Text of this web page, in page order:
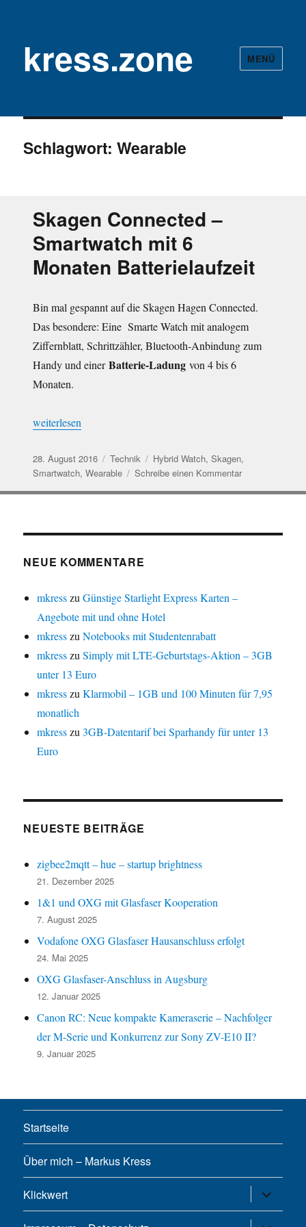
kress.zone MENÜ
Schlagwort:Wearable
Skagen Connected –
Smartwatch mit 6
Monaten Batterielaufzeit
Bin mal gespannt auf die Skagen Hagen Connected.
Das besondere: Eine Smarte Watch mit analogem
Ziffernblatt, Schrittzähler, Bluetooth-Anbindung zum
Handy und einerBatterie-Ladung von 4 bis 6
Monaten.
„Skagen Connected – Smartwatch mit 6 Monaten
weiterlesen
Veröffentlicht
am
28. August 2016 Kategorien
Technik Schlagwörter
Hybrid Watch, Skagen,
Smartwatch, Wearable Schreibe einen Kommentarzu
Smartwatch
NEUE KOMMENTARE
mkresszuGünstige Starlight Express Karten –
Angebote mit und ohne Hotel
mkresszuNotebooks mit Studentenrabatt
mkresszuSimply mit LTE-Geburtstags-Aktion – 3GB
unter 13 Euro
mkresszuKlarmobil – 1GB und 100 Minuten für 7,95
monatlich
mkresszu3GB-Datentarif bei Sparhandy für unter 13
Euro
NEUESTE BEITRÄGE
zigbee2mqtt – hue – startup brightness
21. Dezember 2025
1&1 und OXG mit Glasfaser Kooperation
7. August 2025
Vodafone OXG Glasfaser Hausanschluss erfolgt
24. Mai 2025
OXG Glasfaser-Anschluss in Augsburg
12. Januar 2025
Canon RC: Neue kompakte Kameraserie – Nachfolger
der M-Serie und Konkurrenz zur Sony ZV-E10 II?
9. Januar 2025
Startseite
Über mich – Markus Kress
Klickwert
öffnen